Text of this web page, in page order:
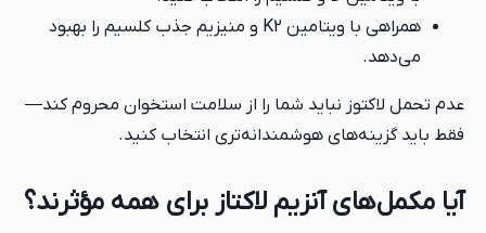
همراهی با ویتامین K2 و منیزیم جذب کلسیم را بهبود
می‌دهد.
عدم تحمل لاکتوز نباید شما را از سلامت استخوان محروم کند—
فقط باید گزینه‌های هوشمندانه‌تری انتخاب کنید.
آیا مکمل‌های آنزیم لاکتاز برای همه مؤثرند؟